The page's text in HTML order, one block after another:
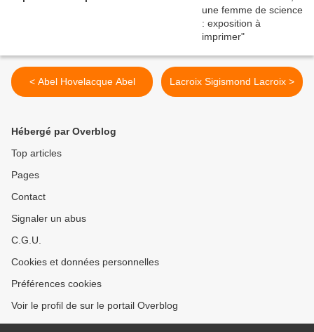
< Abel Hovelacque Abel Lacroix Sigismond Lacroix >
Hébergé par Overblog
Top articles
Pages
Contact
Signaler un abus
C.G.U.
Cookies et données personnelles
Préférences cookies
Voir le profil de sur le portail Overblog